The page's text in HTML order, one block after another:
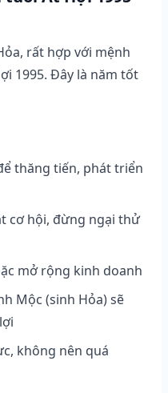
rất hợp với mệnh
1995. Đây là năm tốt
thăng tiến, phát triển
cơ hội, đừng ngại thử
mở rộng kinh doanh
Mộc (sinh Hỏa) sẽ
không nên quá